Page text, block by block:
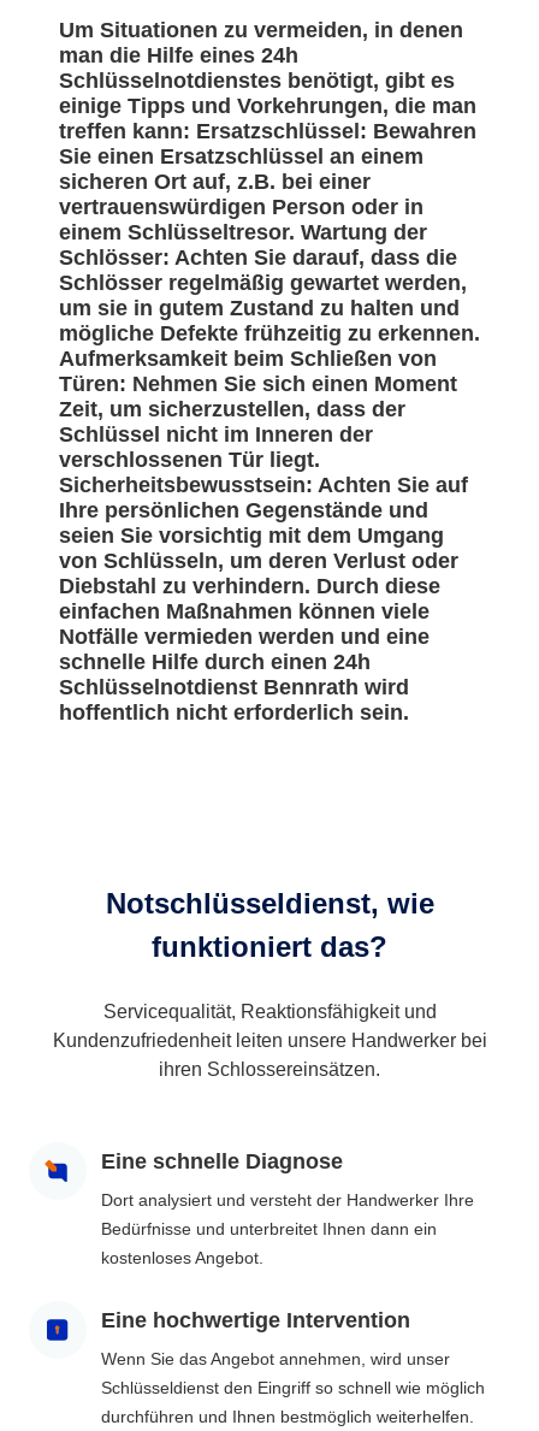
Um Situationen zu vermeiden, in denen
man die Hilfe eines 24h
Schlüsselnotdienstes benötigt, gibt es
einige Tipps und Vorkehrungen, die man
treffen kann: Ersatzschlüssel: Bewahren
Sie einen Ersatzschlüssel an einem
sicheren Ort auf, z.B. bei einer
vertrauenswürdigen Person oder in
einem Schlüsseltresor. Wartung der
Schlösser: Achten Sie darauf, dass die
Schlösser regelmäßig gewartet werden,
um sie in gutem Zustand zu halten und
mögliche Defekte frühzeitig zu erkennen.
Aufmerksamkeit beim Schließen von
Türen: Nehmen Sie sich einen Moment
Zeit, um sicherzustellen, dass der
Schlüssel nicht im Inneren der
verschlossenen Tür liegt.
Sicherheitsbewusstsein: Achten Sie auf
Ihre persönlichen Gegenstände und
seien Sie vorsichtig mit dem Umgang
von Schlüsseln, um deren Verlust oder
Diebstahl zu verhindern. Durch diese
einfachen Maßnahmen können viele
Notfälle vermieden werden und eine
schnelle Hilfe durch einen 24h
Schlüsselnotdienst Bennrath wird
hoffentlich nicht erforderlich sein.
Notschlüsseldienst, wie
funktioniert das?
Servicequalität, Reaktionsfähigkeit und
Kundenzufriedenheit leiten unsere Handwerker bei
ihren Schlossereinsätzen.
Eine schnelle Diagnose
Dort analysiert und versteht der Handwerker Ihre
Bedürfnisse und unterbreitet Ihnen dann ein
kostenloses Angebot.
Eine hochwertige Intervention
Wenn Sie das Angebot annehmen, wird unser
Schlüsseldienst den Eingriff so schnell wie möglich
durchführen und Ihnen bestmöglich weiterhelfen.